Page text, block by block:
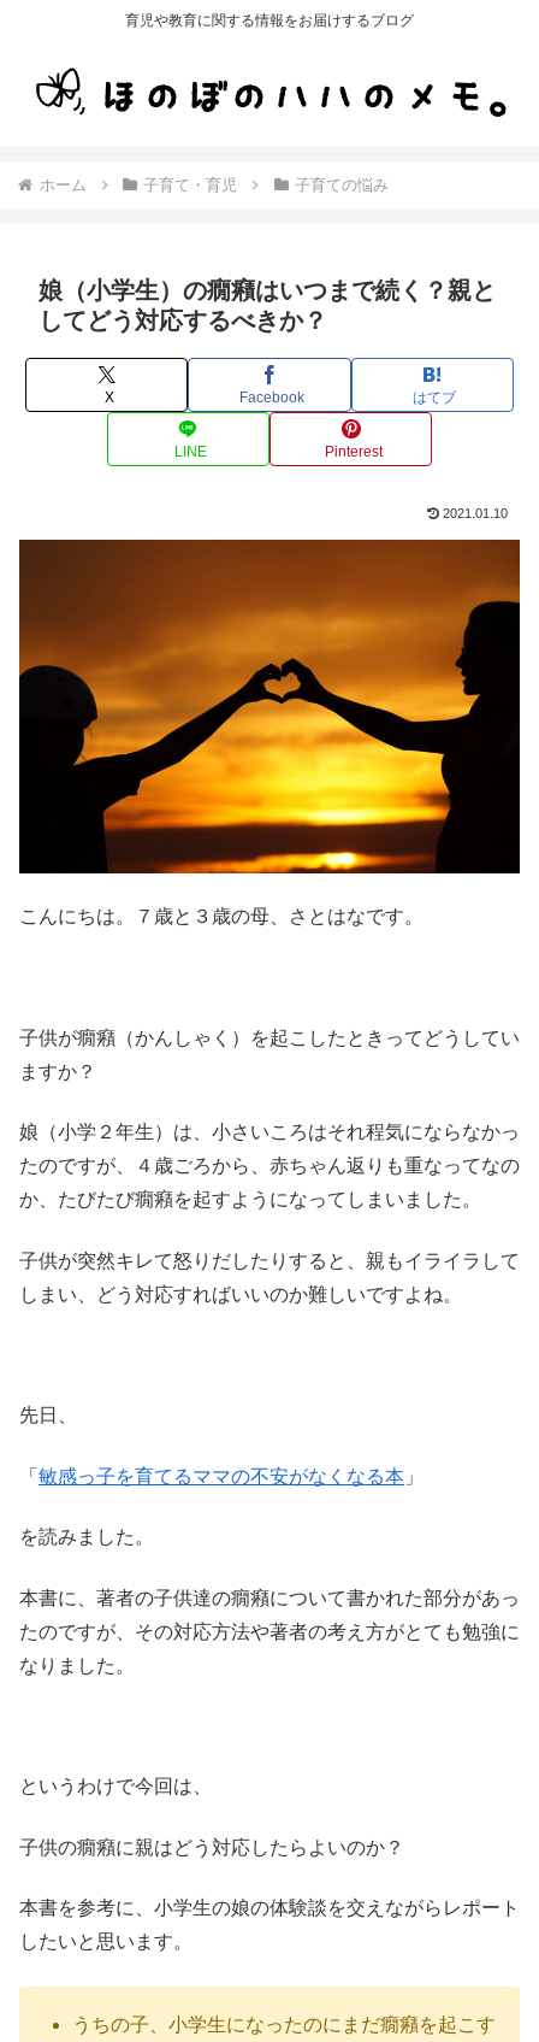
育児や教育に関する情報をお届けするブログ
ホーム 子育て・育児 子育ての悩み
娘（小学生）の癇癪はいつまで続く？親と
してどう対応するべきか？
X Facebook はてブ
LINE Pinterest
2021.01.10
こんにちは。７歳と３歳の母、さとはなです。
子供が癇癪（かんしゃく）を起こしたときってどうしてい
ますか？
娘（小学２年生）は、小さいころはそれ程気にならなかっ
たのですが、４歳ごろから、赤ちゃん返りも重なってなの
か、たびたび癇癪を起すようになってしまいました。
子供が突然キレて怒りだしたりすると、親もイライラして
しまい、どう対応すればいいのか難しいですよね。
先日、
「 敏感っ子を育てるママの不安がなくなる本 」
を読みました。
本書に、著者の子供達の癇癪について書かれた部分があっ
たのですが、その対応方法や著者の考え方がとても勉強に
なりました。
というわけで今回は、
子供の癇癪に親はどう対応したらよいのか？
本書を参考に、小学生の娘の体験談を交えながらレポート
したいと思います。
うちの子、小学生になったのにまだ癇癪を起こす